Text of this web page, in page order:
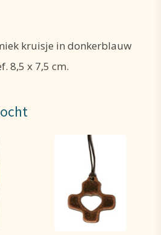
kruisje in donkerblauw
8,5 x 7,5 cm.